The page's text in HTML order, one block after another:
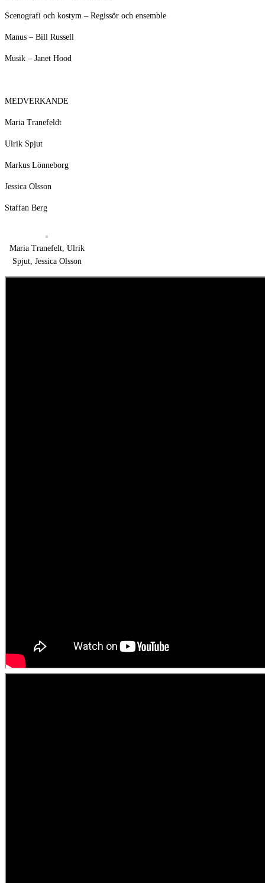
Scenografi och kostym – Regissör och ensemble
Manus – Bill Russell
Musik – Janet Hood
MEDVERKANDE
Maria Tranefeldt
Ulrik Spjut
Markus Lönneborg
Jessica Olsson
Staffan Berg
Maria Tranefelt, Ulrik
Spjut, Jessica Olsson